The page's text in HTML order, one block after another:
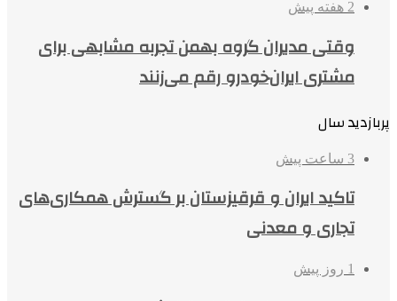
2 هفته پیش
وقتی مدیران گروه بهمن تجربه مشابهی برای
مشتری ایران‌خودرو رقم می‌زنند
پربازدید سال
3 ساعت پیش
تاکید ایران و قرقیزستان بر گسترش همکاری‌های
تجاری و معدنی
1 روز پیش